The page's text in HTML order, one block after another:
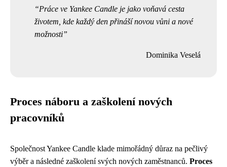
Práce ve Yankee Candle je jako voňavá cesta
životem, kde každý den přináší novou vůni a nové
možnosti
Dominika Veselá
Proces náboru a zaškolení nových
pracovníků
Společnost Yankee Candle klade mimořádný důraz na pečlivý
výběr a následné zaškolení svých nových zaměstnanců. Proces